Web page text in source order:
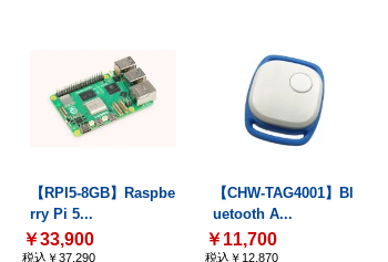
【RPI5-8GB】Raspbe
rry Pi 5...
￥33,900
税込￥37,290
【CHW-TAG4001】Bl
uetooth A...
￥11,700
税込￥12,870